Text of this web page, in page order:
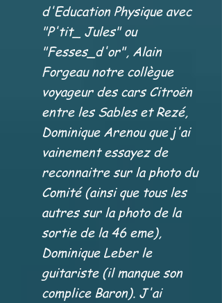
d'Education Physique avec
"P'tit_ Jules" ou
"Fesses_d'or", Alain
Forgeau notre collègue
voyageur des cars Citroën
entre les Sables et Rezé,
Dominique Arenou que j'ai
vainement essayez de
reconnaitre sur la photo du
Comité (ainsi que tous les
autres sur la photo de la
sortie de la 46 eme),
Dominique Leber le
guitariste (il manque son
complice Baron). J'ai